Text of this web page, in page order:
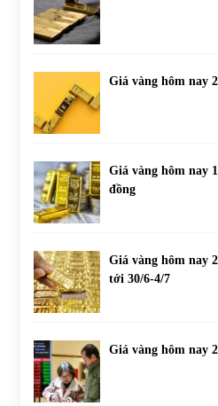
Giá vàng hôm nay
Giá vàng hôm nay
đồng
Giá vàng hôm nay
tới 30/6-4/7
Giá vàng hôm nay